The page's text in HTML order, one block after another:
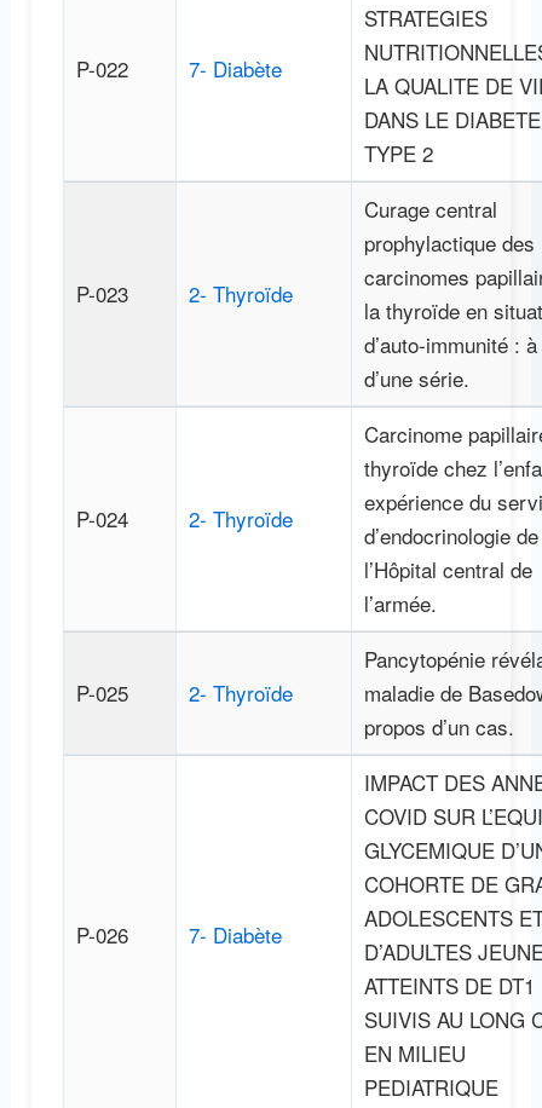
P-022 7- Diabète
STRATEGIES
LA QUALITE DE
DANS LE
TYPE 2
P-023 2- Thyroïde
Curage central
prophylactique des
carcinomes
la thyroïde en
d’auto-immunité :
d’une série.
P-024 2- Thyroïde
Carcinome
thyroïde chez
expérience du
d’endocrinologie de
l’Hôpital central de
l’armée.
P-025 2- Thyroïde
Pancytopénie
maladie de
propos d’un cas.
P-026 7- Diabète
IMPACT DES
COVID SUR
GLYCEMIQUE
COHORTE DE
ADOLESCENTS
D’ADULTES
ATTEINTS DE DT1
SUIVIS AU LONG
EN MILIEU
PEDIATRIQUE